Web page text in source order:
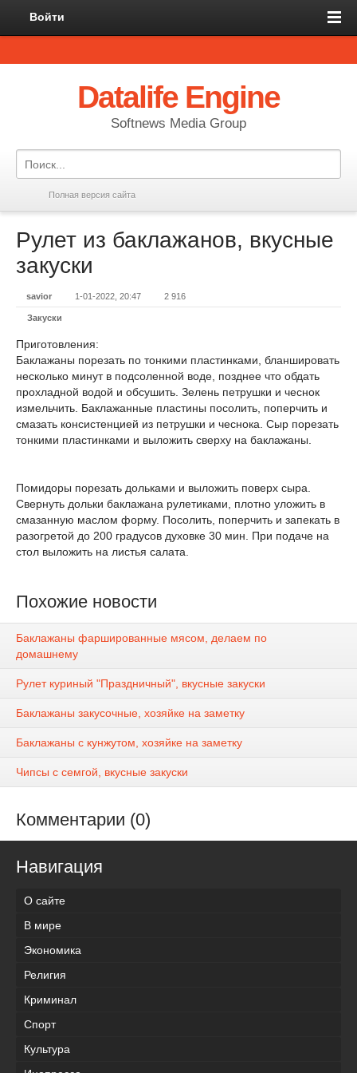
Войти
Datalife Engine
Softnews Media Group
Полная версия сайта
Рулет из баклажанов, вкусные
закуски
savior 1-01-2022, 20:47 2 916
Закуски
Приготовления:
Баклажаны порезать по тонкими пластинками, бланшировать
несколько минут в подсоленной воде, позднее что обдать
прохладной водой и обсушить. Зелень петрушки и чеснок
измельчить. Баклажанные пластины посолить, поперчить и
смазать консистенцией из петрушки и чеснока. Сыр порезать
тонкими пластинками и выложить сверху на баклажаны.
Помидоры порезать дольками и выложить поверх сыра.
Свернуть дольки баклажана рулетиками, плотно уложить в
смазанную маслом форму. Посолить, поперчить и запекать в
разогретой до 200 градусов духовке 30 мин. При подаче на
стол выложить на листья салата.
Похожие новости
Баклажаны фаршированные мясом, делаем по
домашнему
Рулет куриный "Праздничный", вкусные закуски
Баклажаны закусочные, хозяйке на заметку
Баклажаны с кунжутом, хозяйке на заметку
Чипсы с семгой, вкусные закуски
Комментарии (0)
Навигация
О сайте
В мире
Экономика
Религия
Криминал
Спорт
Культура